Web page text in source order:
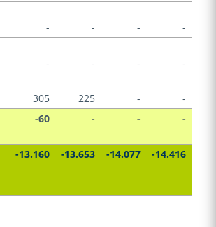
- - -
-
- - -
-
305 225 -
-
-60 - - -
-13.160 -13.653 -14.077 -14.416